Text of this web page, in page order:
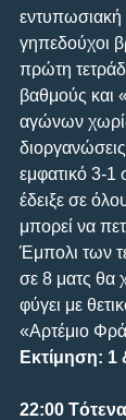
εντυπωσιακή
γηπεδούχοι
πρώτη
βαθμούς και
αγώνων
εμφατικό 3-1
έδειξε σε
μπορεί να
Έμπολι των
σε 8 ματς θα
φύγει με
«Αρτέμιο
Εκτίμηση: 1
22:00